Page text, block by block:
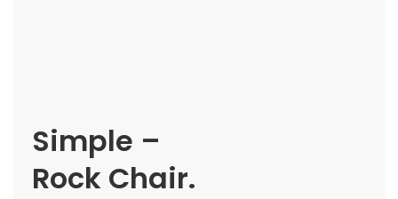
Simple –
Rock Chair.